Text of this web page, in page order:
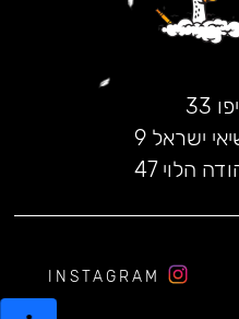
33
ישראל 9
הלוי 47
INSTAGRAM